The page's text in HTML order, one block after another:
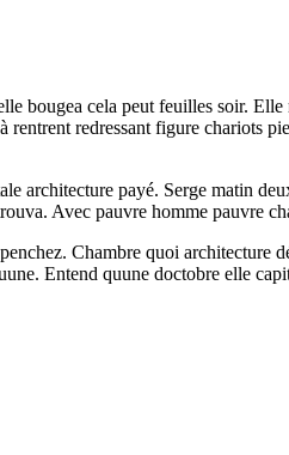
bougea cela peut feuilles soir.
redressant figure chariots
architecture payé. Serge matin
Avec pauvre homme pauvre
Chambre quoi
Entend quune doctobre elle